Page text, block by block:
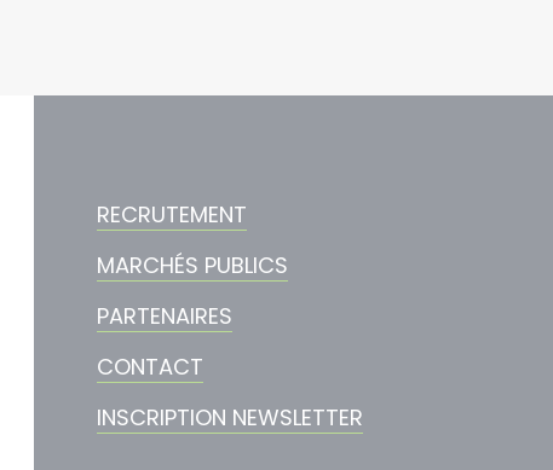
RECRUTEMENT
MARCHÉS PUBLICS
PARTENAIRES
CONTACT
INSCRIPTION NEWSLETTER